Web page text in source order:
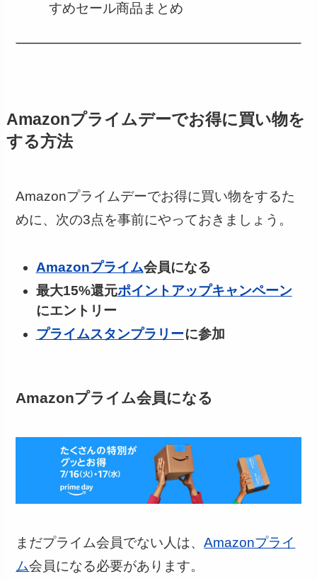
すめセール商品まとめ
Amazonプライムデーでお得に買い物を
する方法
Amazonプライムデーでお得に買い物をするた
めに、次の3点を事前にやっておきましょう。
Amazonプライム会員になる
最大15%還元ポイントアップキャンペーン
にエントリー
プライムスタンプラリーに参加
Amazonプライム会員になる
まだプライム会員でない人は、Amazonプライ
ム会員になる必要があります。